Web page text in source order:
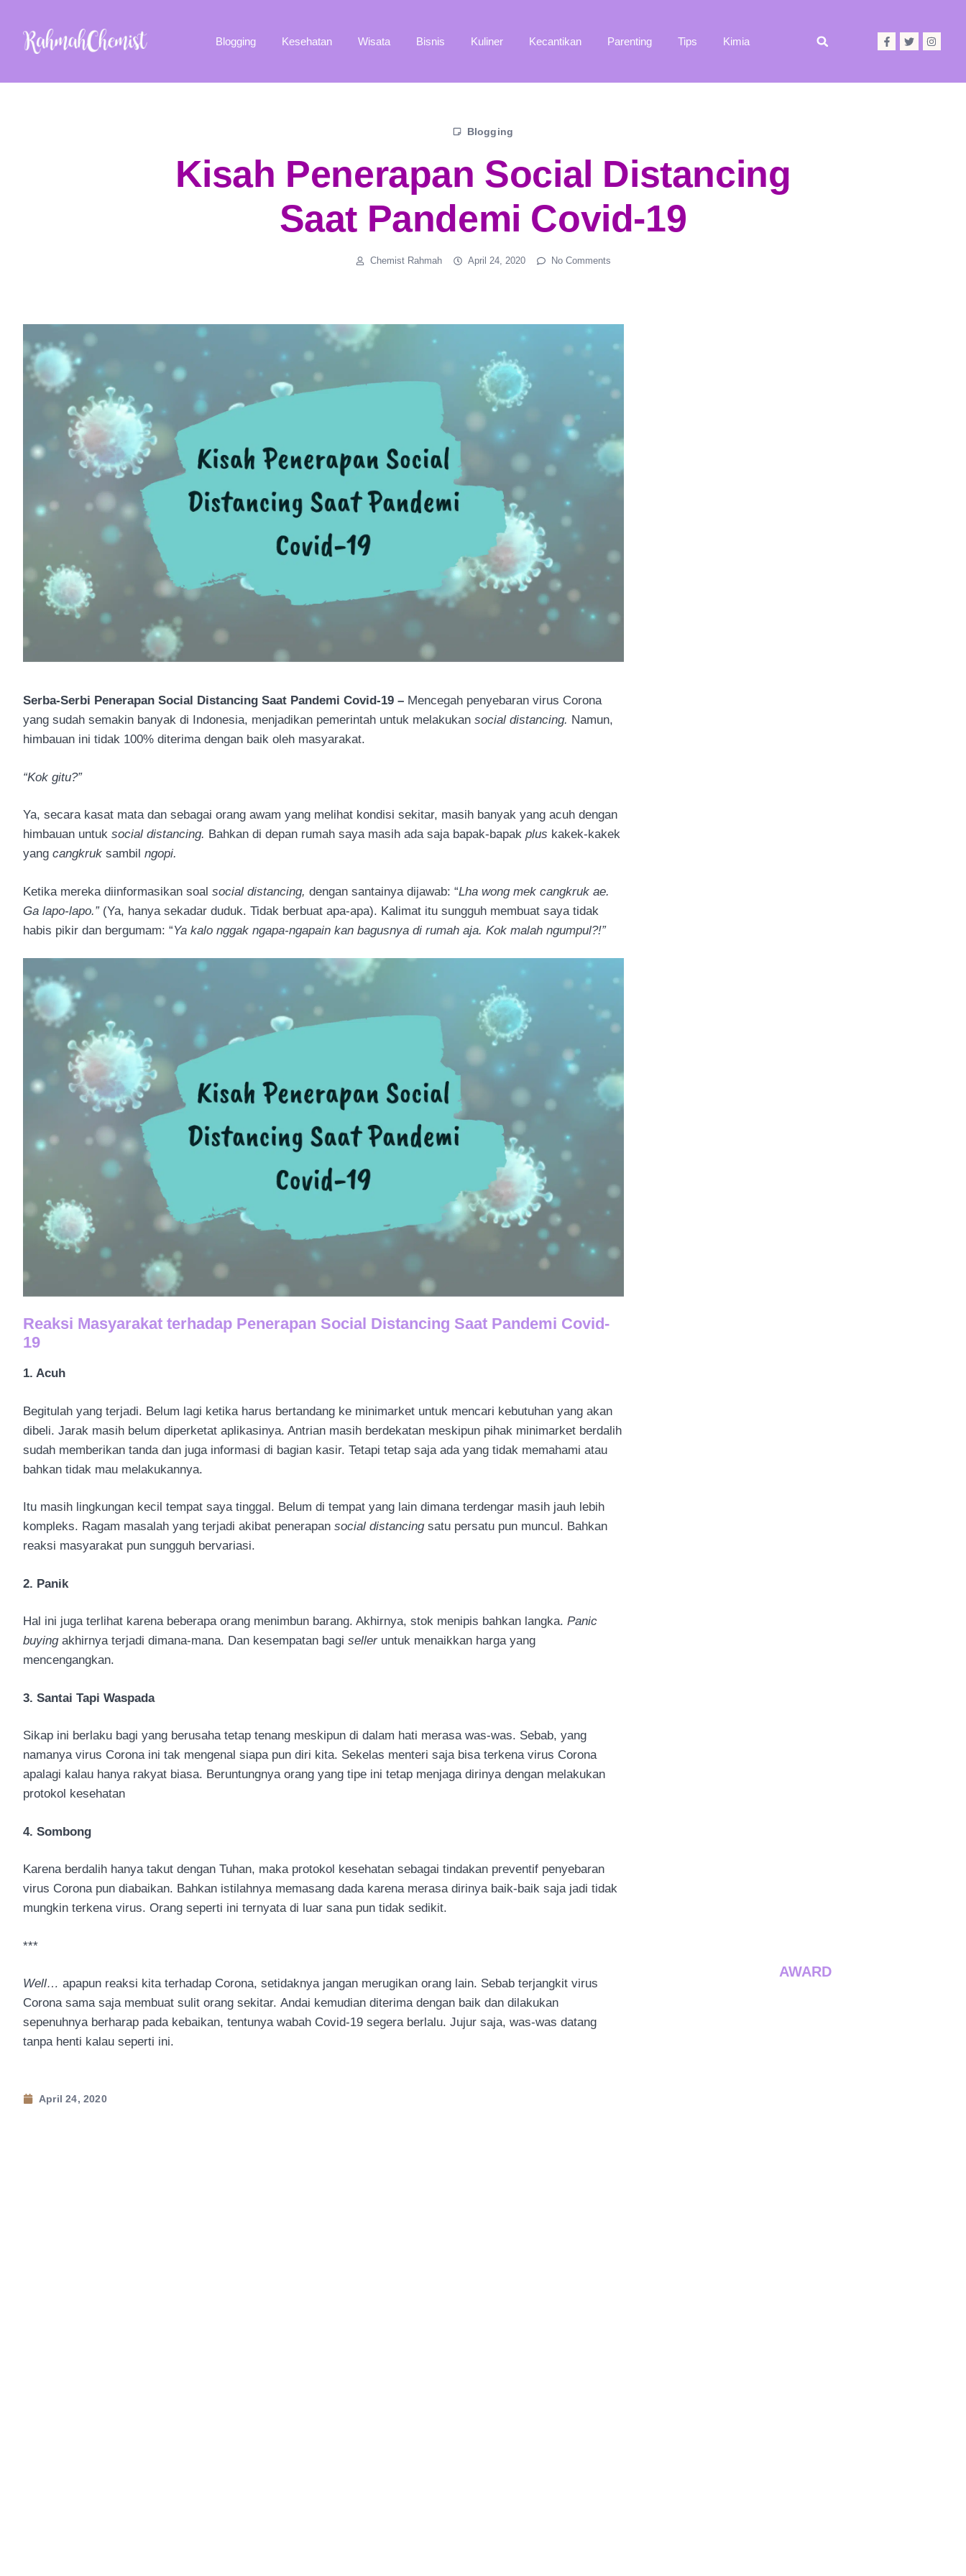
Blogging Kesehatan Wisata Bisnis Kuliner Kecantikan Parenting Tips Kimia
Blogging
Kisah Penerapan Social Distancing
Saat Pandemi Covid-19
Chemist Rahmah April 24, 2020 No Comments
Serba-Serbi Penerapan Social Distancing Saat Pandemi Covid-19 – Mencegah penyebaran virus Corona
yang sudah semakin banyak di Indonesia, menjadikan pemerintah untuk melakukan social distancing. Namun,
himbauan ini tidak 100% diterima dengan baik oleh masyarakat.
“Kok gitu?”
Ya, secara kasat mata dan sebagai orang awam yang melihat kondisi sekitar, masih banyak yang acuh dengan
himbauan untuk social distancing. Bahkan di depan rumah saya masih ada saja bapak-bapak plus kakek-kakek
yang cangkruk sambil ngopi.
Ketika mereka diinformasikan soal social distancing, dengan santainya dijawab: “Lha wong mek cangkruk ae.
Ga lapo-lapo.” (Ya, hanya sekadar duduk. Tidak berbuat apa-apa). Kalimat itu sungguh membuat saya tidak
habis pikir dan bergumam: “Ya kalo nggak ngapa-ngapain kan bagusnya di rumah aja. Kok malah ngumpul?!”
Reaksi Masyarakat terhadap Penerapan Social Distancing Saat Pandemi Covid-
19
1. Acuh
Begitulah yang terjadi. Belum lagi ketika harus bertandang ke minimarket untuk mencari kebutuhan yang akan
dibeli. Jarak masih belum diperketat aplikasinya. Antrian masih berdekatan meskipun pihak minimarket berdalih
sudah memberikan tanda dan juga informasi di bagian kasir. Tetapi tetap saja ada yang tidak memahami atau
bahkan tidak mau melakukannya.
Itu masih lingkungan kecil tempat saya tinggal. Belum di tempat yang lain dimana terdengar masih jauh lebih
kompleks. Ragam masalah yang terjadi akibat penerapan social distancing satu persatu pun muncul. Bahkan
reaksi masyarakat pun sungguh bervariasi.
2. Panik
Hal ini juga terlihat karena beberapa orang menimbun barang. Akhirnya, stok menipis bahkan langka. Panic
buying akhirnya terjadi dimana-mana. Dan kesempatan bagi seller untuk menaikkan harga yang
mencengangkan.
3. Santai Tapi Waspada
Sikap ini berlaku bagi yang berusaha tetap tenang meskipun di dalam hati merasa was-was. Sebab, yang
namanya virus Corona ini tak mengenal siapa pun diri kita. Sekelas menteri saja bisa terkena virus Corona
apalagi kalau hanya rakyat biasa. Beruntungnya orang yang tipe ini tetap menjaga dirinya dengan melakukan
protokol kesehatan
4. Sombong
Karena berdalih hanya takut dengan Tuhan, maka protokol kesehatan sebagai tindakan preventif penyebaran
virus Corona pun diabaikan. Bahkan istilahnya memasang dada karena merasa dirinya baik-baik saja jadi tidak
mungkin terkena virus. Orang seperti ini ternyata di luar sana pun tidak sedikit.
***
Well… apapun reaksi kita terhadap Corona, setidaknya jangan merugikan orang lain. Sebab terjangkit virus
Corona sama saja membuat sulit orang sekitar. Andai kemudian diterima dengan baik dan dilakukan
sepenuhnya berharap pada kebaikan, tentunya wabah Covid-19 segera berlalu. Jujur saja, was-was datang
tanpa henti kalau seperti ini.
April 24, 2020
AWARD